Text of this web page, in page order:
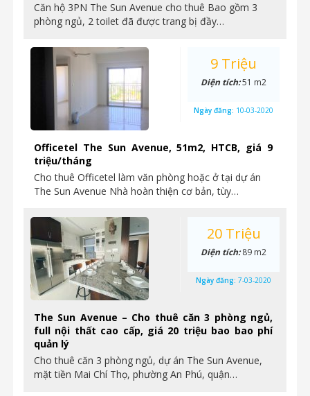
Căn hộ 3PN The Sun Avenue cho thuê Bao gồm 3
phòng ngủ, 2 toilet đã được trang bị đầy…
Officetel The Sun Avenue, 51m2, HTCB, giá 9
triệu/tháng
Cho thuê Officetel làm văn phòng hoặc ở tại dự án
The Sun Avenue Nhà hoàn thiện cơ bản, tùy…
9 Triệu
Diện tích:51 m2
Ngày đăng: 10-03-2020
The Sun Avenue – Cho thuê căn 3 phòng ngủ,
full nội thất cao cấp, giá 20 triệu bao bao phí
quản lý
Cho thuê căn 3 phòng ngủ, dự án The Sun Avenue,
mặt tiền Mai Chí Thọ, phường An Phú, quận…
20 Triệu
Diện tích:89 m2
Ngày đăng: 7-03-2020